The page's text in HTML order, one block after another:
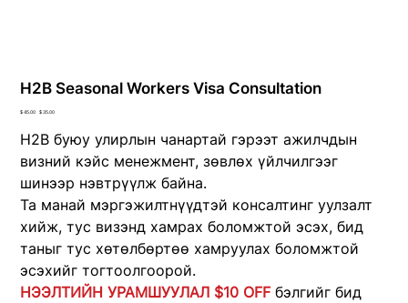
H2B Seasonal Workers Visa Consultation
Original
$ 45.00
Sale
$ 35.00
H2B буюу улирлын чанартай гэрээт ажилчдын
визний кэйс менежмент, зөвлөх үйлчилгээг
шинээр нэвтрүүлж байна.
Та манай мэргэжилтнүүдтэй консалтинг уулзалт
хийж, тус визэнд хамрах боломжтой эсэх, бид
таныг тус хөтөлбөртөө хамруулах боломжтой
эсэхийг тогтоолгоорой.
НЭЭЛТИЙН УРАМШУУЛАЛ $10 OFF бэлгийг бид